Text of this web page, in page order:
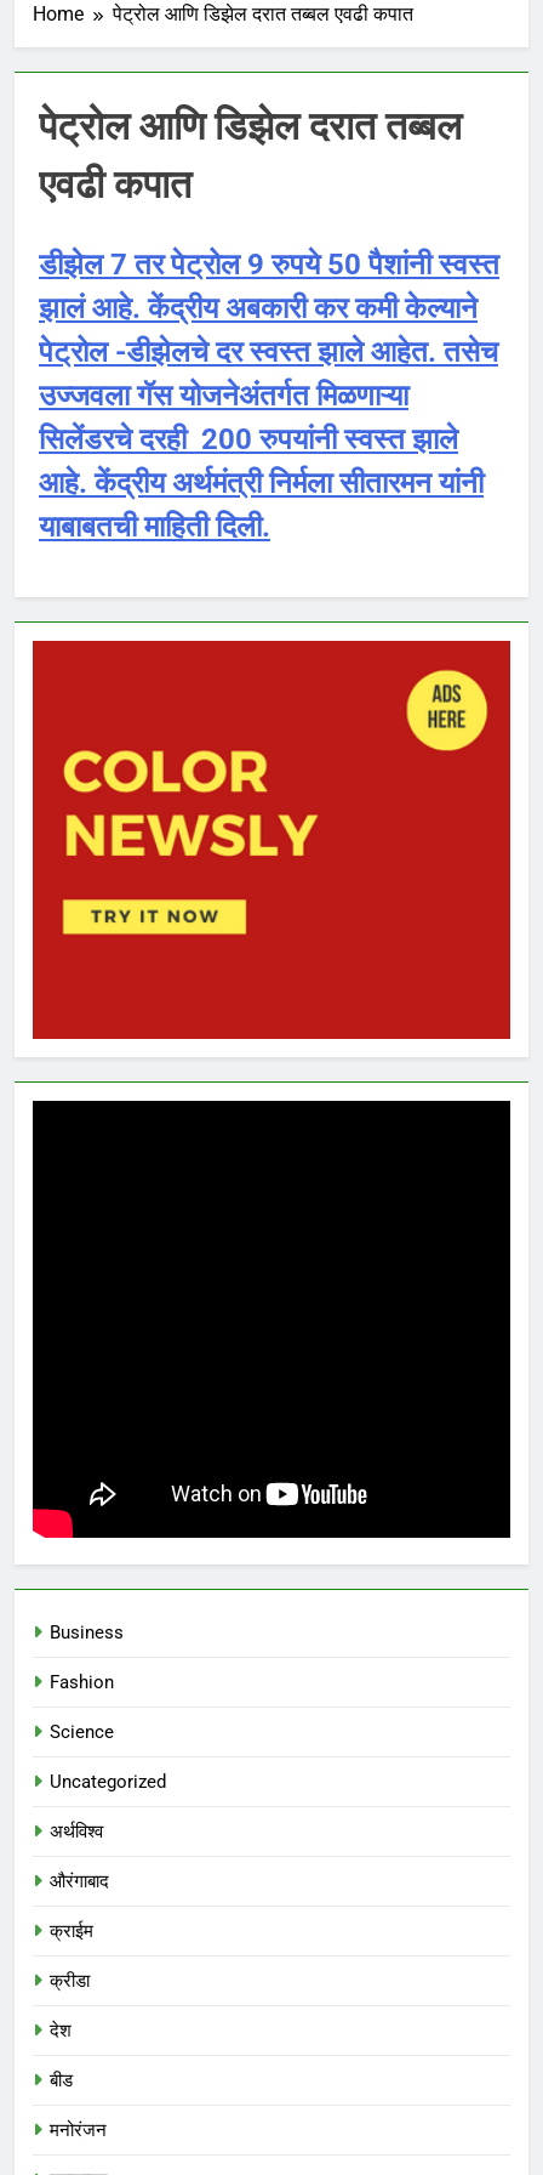
Home पेट्रोल आणि डिझेल दरात तब्बल एवढी कपात
पेट्रोल आणि डिझेल दरात तब्बल
एवढी कपात
डीझेल 7 तर पेट्रोल 9 रुपये 50 पैशांनी स्वस्त
झालं आहे. केंद्रीय अबकारी कर कमी केल्याने
पेट्रोल -डीझेलचे दर स्वस्त झाले आहेत. तसेच
उज्जवला गॅस योजनेअंतर्गत मिळणाऱ्या
सिलेंडरचे दरही 200 रुपयांनी स्वस्त झाले
आहे. केंद्रीय अर्थमंत्री निर्मला सीतारमन यांनी
याबाबतची माहिती दिली.
Business
Fashion
Science
Uncategorized
अर्थविश्व
औरंगाबाद
क्राईम
क्रीडा
देश
बीड
मनोरंजन